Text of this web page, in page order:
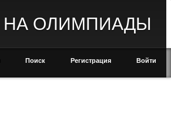
НА ОЛИМПИАДЫ
Поиск Регистрация Войти